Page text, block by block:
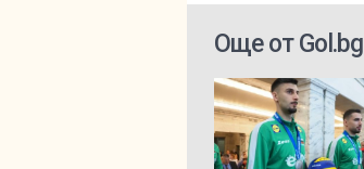
Още от Gol.bg